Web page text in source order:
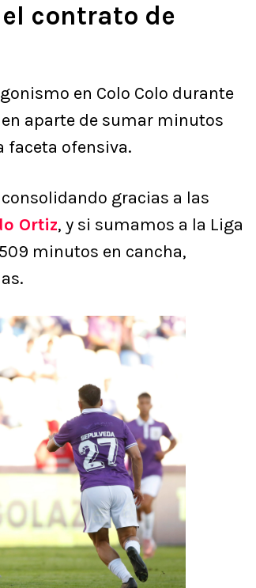
contrato de
en Colo Colo durante
aparte de sumar minutos
faceta ofensiva.
gracias a las
Ortiz, y si sumamos a la Liga
minutos en cancha,